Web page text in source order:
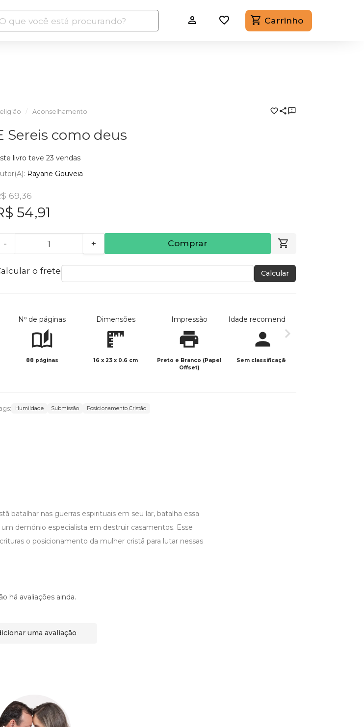
Carrinho
Aconselhamento
Sereis como deus
livro teve 23 vendas
Rayane Gouveia
69,36
54,91
- + Comprar
o frete Calcular
Nº de páginas
88 páginas
Dimensões
16 x 23 x 0.6 cm
Impressão
Preto e Branco (Papel
Offset)
Idade recomendada
Sem classificação
Humildade Submissão Posicionamento Cristão
batalhar nas guerras espirituais em seu lar, batalha essa
demónio especialista em destruir casamentos. Esse
o posicionamento da mulher cristã para lutar nessas
há avaliações ainda.
uma avaliação